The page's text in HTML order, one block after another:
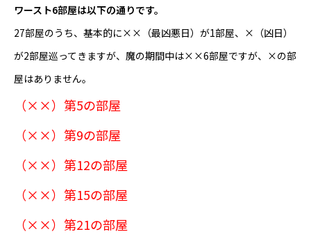
ワースト6部屋は以下の通りです。
27部屋のうち、基本的に××（最凶悪日）が1部屋、×（凶日）
が2部屋巡ってきますが、魔の期間中は××6部屋ですが、×の部
屋はありません。
（××）第5の部屋
（××）第9の部屋
（××）第12の部屋
（××）第15の部屋
（××）第21の部屋